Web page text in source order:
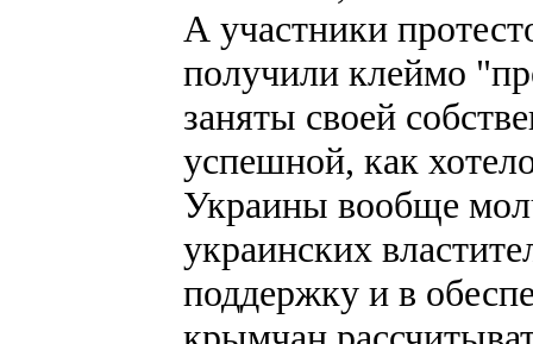
А участники
получили клеймо
заняты своей
успешной, как
Украины вообще
украинских
поддержку и в